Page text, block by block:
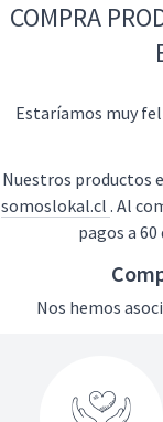
COMPRA
Estaríamos muy
Nuestros productos
somoslokal.cl . Al
pagos a
Nos hemos